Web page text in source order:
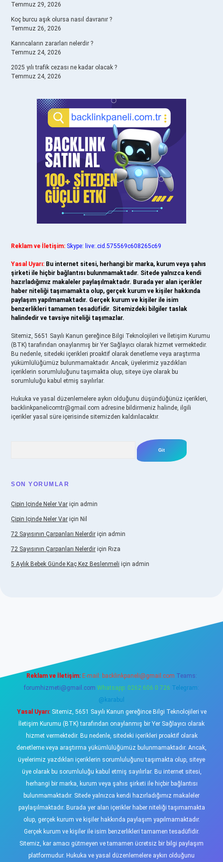
Temmuz 29, 2026
Koç burcu aşık olursa nasıl davranır ?
Temmuz 26, 2026
Karıncaların zararları nelerdir ?
Temmuz 24, 2026
2025 yılı trafik cezası ne kadar olacak ?
Temmuz 24, 2026
Reklam ve İletişim: Skype: live:.cid.575569c608265c69
Yasal Uyarı: Bu internet sitesi, herhangi bir marka, kurum veya şahıs
şirketi ile hiçbir bağlantısı bulunmamaktadır. Sitede yalnızca kendi
hazırladığımız makaleler paylaşılmaktadır. Burada yer alan içerikler
haber niteliği taşımamakta olup, gerçek kurum ve kişiler hakkında
paylaşım yapılmamaktadır. Gerçek kurum ve kişiler ile isim
benzerlikleri tamamen tesadüfidir. Sitemizdeki bilgiler taslak
halindedir ve tavsiye niteliği taşımazlar.
Sitemiz, 5651 Sayılı Kanun gereğince Bilgi Teknolojileri ve İletişim Kurumu
(BTK) tarafından onaylanmış bir Yer Sağlayıcı olarak hizmet vermektedir.
Bu nedenle, sitedeki içerikleri proaktif olarak denetleme veya araştırma
yükümlülüğümüz bulunmamaktadır. Ancak, üyelerimiz yazdıkları
içeriklerin sorumluluğunu taşımakta olup, siteye üye olarak bu
sorumluluğu kabul etmiş sayılırlar.
Hukuka ve yasal düzenlemelere aykırı olduğunu düşündüğünüz içerikleri,
backlinkpanelicomtr@gmail.com adresine bildirmeniz halinde, ilgili
içerikler yasal süre içerisinde sitemizden kaldırılacaktır.
SON YORUMLAR
Çipin Içinde Neler Var için admin
Çipin Içinde Neler Var için Nil
72 Sayısının Çarpanları Nelerdir için admin
72 Sayısının Çarpanları Nelerdir için Rıza
5 Aylık Bebek Günde Kaç Kez Beslenmeli için admin
Reklam ve İletişim: E-mail: backlinkpaneli@gmail.com Teams:
forumhizmeti@gmail.com Whatsapp: 0262 606 0 726 Telegram:
@karabul
Yasal Uyarı:Sitemiz, 5651 Sayılı Kanun gereğince Bilgi Teknolojileri ve
İletişim Kurumu (BTK) tarafından onaylanmış bir Yer Sağlayıcı olarak
hizmet vermektedir. Bu nedenle, sitedeki içerikleri proaktif olarak
denetleme veya araştırma yükümlülüğümüz bulunmamaktadır. Ancak,
üyelerimiz yazdıkları içeriklerin sorumluluğunu taşımakta olup, siteye
üye olarak bu sorumluluğu kabul etmiş sayılırlar. Bu internet sitesi,
herhangi bir marka, kurum veya şahıs şirketi ile hiçbir bağlantısı
bulunmamaktadır. Sitede yalnızca kendi hazırladığımız makaleler
paylaşılmaktadır. Burada yer alan içerikler haber niteliği taşımamakta
olup, gerçek kurum ve kişiler hakkında paylaşım yapılmamaktadır.
Gerçek kurum ve kişiler ile isim benzerlikleri tamamen tesadüfidir.
Sitemiz, kar amacı gütmeyen ve tamamen ücretsiz bir bilgi paylaşım
platformudur. Hukuka ve yasal düzenlemelere aykırı olduğunu